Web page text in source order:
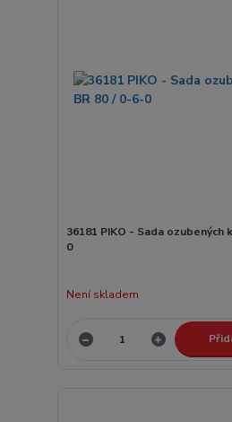
36181 PIKO - Sada ozubených
0
Není skladem